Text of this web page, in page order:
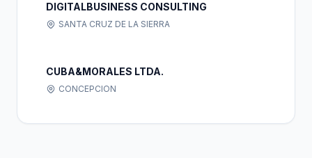
DIGITALBUSINESS CONSULTING
SANTA CRUZ DE LA SIERRA
CUBA&MORALES LTDA.
CONCEPCION